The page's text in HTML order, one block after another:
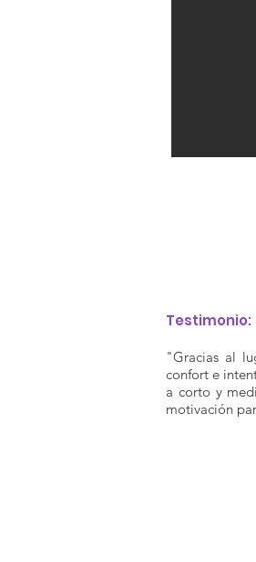
Testimonio:
"Gracias al
confort e
a corto y
motivación